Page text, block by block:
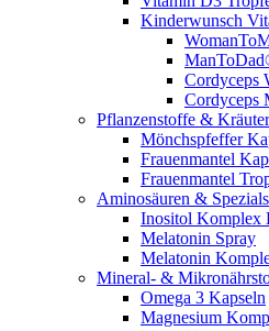
Kinderwunsch
Cordyceps
Cordyceps
Pflanzenstoffe & Kräuter
Mönchspfeffer
Frauenmantel
Frauenmantel
Aminosäuren &
Inositol Komplex
Melatonin Spray
Melatonin
Mineral- &
Omega 3 Kapseln
Magnesium